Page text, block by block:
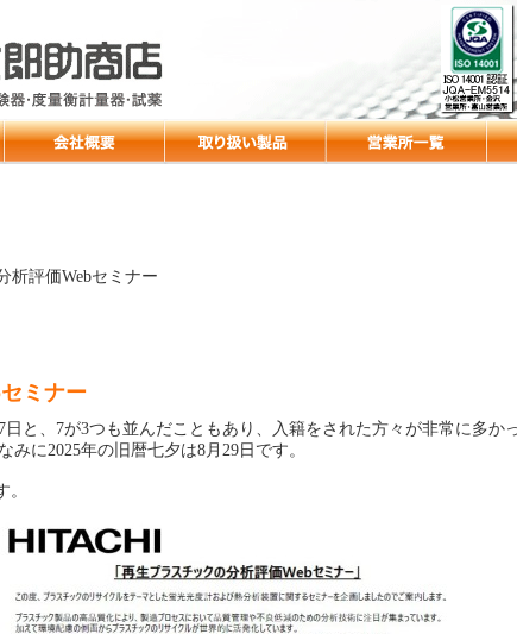
析評価Webセミナー
ミナー
と、7が3つも並んだこともあり、入籍をされた方々が非常に多か
に2025年の旧暦七夕は8月29日です。